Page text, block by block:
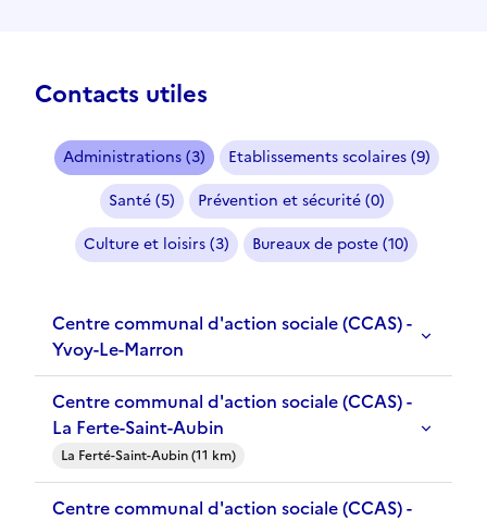
Contacts utiles
Administrations (3)
Etablissements scolaires (9)
Santé (5)
Prévention et sécurité (0)
Culture et loisirs (3)
Bureaux de poste (10)
Centre communal d'action sociale (CCAS) -
Yvoy-Le-Marron
Centre communal d'action sociale (CCAS) -
La Ferte-Saint-Aubin
La Ferté-Saint-Aubin (11 km)
Centre communal d'action sociale (CCAS) -